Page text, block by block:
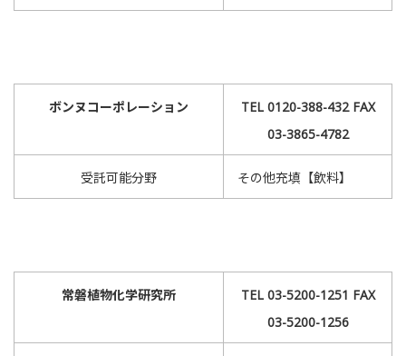
ボンヌコーポレーション
TEL 0120-388-432 FAX
03-3865-4782
受託可能分野 その他充填【飲料】
常磐植物化学研究所
TEL 03-5200-1251 FAX
03-5200-1256